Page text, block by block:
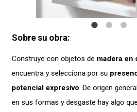
Sobre su obra:
Construye con objetos de madera en
encuentra y selecciona por su
potencial expresivo. De origen
en sus formas y desgaste hay algo